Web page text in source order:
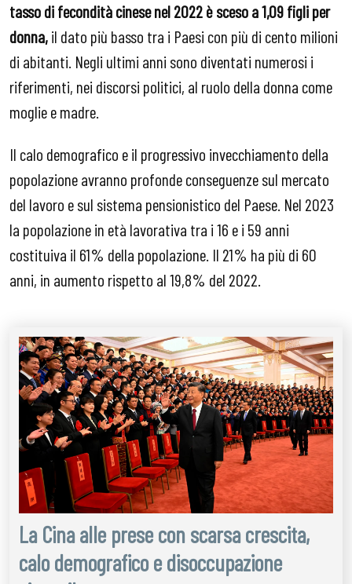
tasso di fecondità cinese nel 2022 è sceso a 1,09 figli per
donna,il dato più basso tra i Paesi con più di cento milioni
di abitanti. Negli ultimi anni sono diventati numerosi i
riferimenti, nei discorsi politici, al ruolo della donna come
moglie e madre.
Il calo demografico e il progressivo invecchiamento della
popolazione avranno profonde conseguenze sul mercato
del lavoro e sul sistema pensionistico del Paese. Nel 2023
la popolazione in età lavorativa tra i 16 e i 59 anni
costituiva il 61% della popolazione. Il 21% ha più di 60
anni, in aumento rispetto al 19,8% del 2022.
La Cina alle prese con scarsa crescita,
calo demografico e disoccupazione